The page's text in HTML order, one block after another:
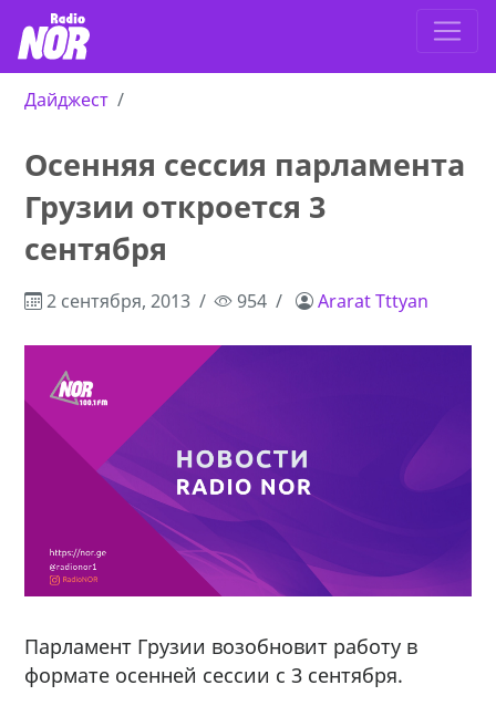
Дайджест
Осенняя сессия парламента
Грузии откроется 3
сентября
2 сентября, 2013 954 Ararat Tttyan
Парламент Грузии возобновит работу в
формате осенней сессии с 3 сентября.